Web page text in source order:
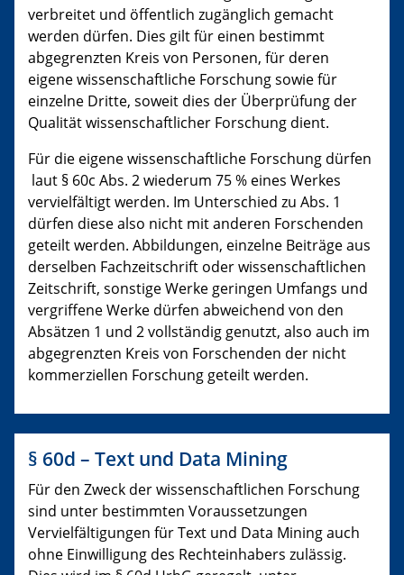
verbreitet und öffentlich zugänglich gemacht
werden dürfen. Dies gilt für einen bestimmt
abgegrenzten Kreis von Personen, für deren
eigene wissenschaftliche Forschung sowie für
einzelne Dritte, soweit dies der Überprüfung der
Qualität wissenschaftlicher Forschung dient.
Für die eigene wissenschaftliche Forschung dürfen
laut § 60c Abs. 2 wiederum 75 % eines Werkes
vervielfältigt werden. Im Unterschied zu Abs. 1
dürfen diese also nicht mit anderen Forschenden
geteilt werden. Abbildungen, einzelne Beiträge aus
derselben Fachzeitschrift oder wissenschaftlichen
Zeitschrift, sonstige Werke geringen Umfangs und
vergriffene Werke dürfen abweichend von den
Absätzen 1 und 2 vollständig genutzt, also auch im
abgegrenzten Kreis von Forschenden der nicht
kommerziellen Forschung geteilt werden.
§ 60d – Text und Data Mining
Für den Zweck der wissenschaftlichen Forschung
sind unter bestimmten Voraussetzungen
Vervielfältigungen für Text und Data Mining auch
ohne Einwilligung des Rechteinhabers zulässig.